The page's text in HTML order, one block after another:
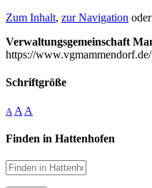
Zum Inhalt, zur Navigation oder
Verwaltungsgemeinschaft
https://www.vgmammendorf.de/
Schriftgröße
A A A
Finden in Hattenhofen